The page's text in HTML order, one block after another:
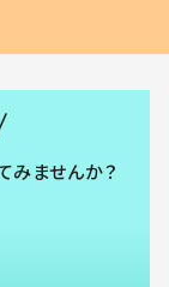
みませんか？